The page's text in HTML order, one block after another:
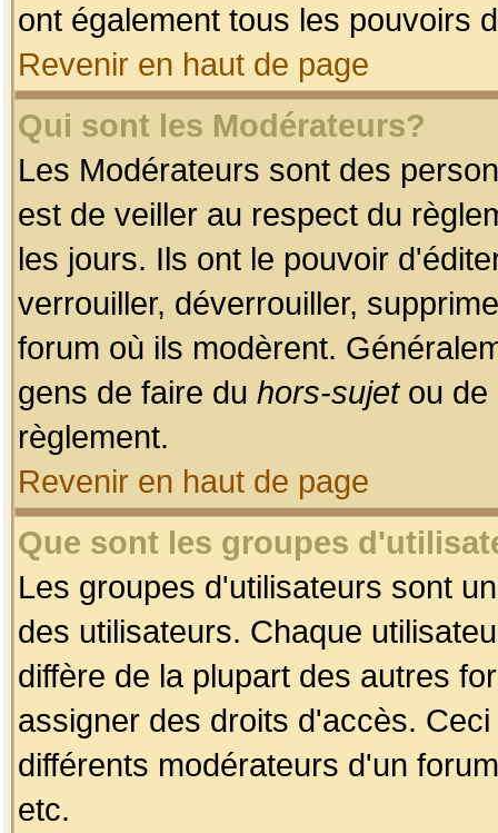
ont également tous les pouvoirs
Revenir en haut de page
Qui sont les Modérateurs?
Les Modérateurs sont des
est de veiller au respect du
les jours. Ils ont le pouvoir
verrouiller, déverrouiller,
forum où ils modèrent.
gens de faire du hors-sujetou de
règlement.
Revenir en haut de page
Que sont les groupes
Les groupes d'utilisateurs sont
des utilisateurs. Chaque
diffère de la plupart des autres
assigner des droits d'accès.
différents modérateurs d'un
etc.